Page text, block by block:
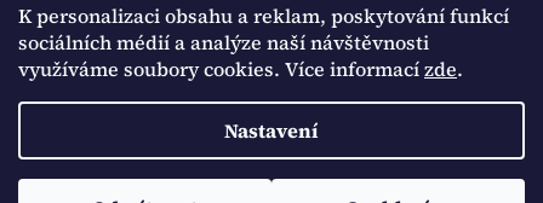
K personalizaci obsahu a reklam, poskytování funkcí
sociálních médií a analýze naší návštěvnosti
využíváme soubory cookies. Více informacízde.
Nastavení
- novostavby i rekonstrukce
Záruka:
5 let na zařízení
8 let na kompresor